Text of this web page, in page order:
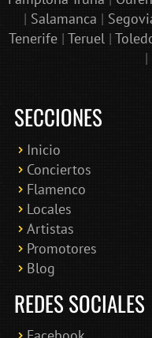
| Salamanca |
Tenerife| Teruel|
|
SECCIONES
Inicio
Conciertos
Flamenco
Locales
Artistas
Promotores
Blog
REDES SOCIALES